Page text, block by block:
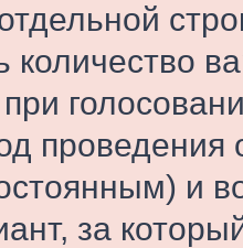
количество
при
проведения
и
за